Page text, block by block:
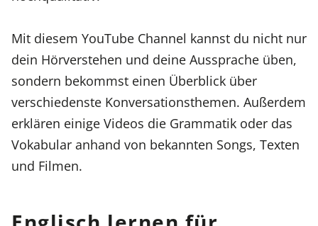
Mit diesem YouTube Channel kannst du nicht nur
dein Hörverstehen und deine Aussprache üben,
sondern bekommst einen Überblick über
verschiedenste Konversationsthemen. Außerdem
erklären einige Videos die Grammatik oder das
Vokabular anhand von bekannten Songs, Texten
und Filmen.